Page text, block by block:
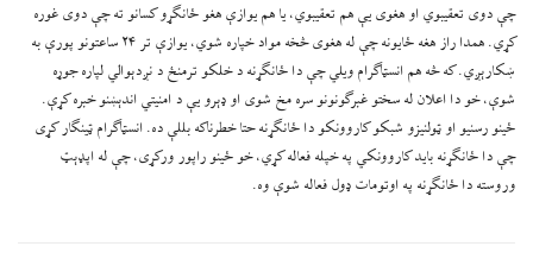
چې دوی تعقیبوي او هغوی یې هم تعقیبوي، یا هم یوازې هغو ځانګړو کسانو ته چې دوی غوره
کړي. همدا راز هغه ځایونه چې له هغوی څخه مواد خپاره شوي، یوازې تر ۲۴ ساعتونو پورې به
ښکارېږي. که څه هم انسټاګرام ویلي چې دا ځانګړنه د خلکو ترمنځ د نږدېوالي لپاره جوړه
شوې، خو دا اعلان له سختو غبرګونونو سره مخ شوی او ډېرو یې د امنیتي اندېښنو خبره کړې.
ځینو رسنیو او ټولنیزو شبکو کاروونکو دا ځانګړنه حتا خطرناکه بللې ده. انسټاګرام ټینګار کړی
چې دا ځانګړنه باید کاروونکي په خپله فعاله کړي، خو ځینو راپور ورکړی، چې له اپډېټ
وروسته دا ځانګړنه په اوتومات ډول فعاله شوې وه.